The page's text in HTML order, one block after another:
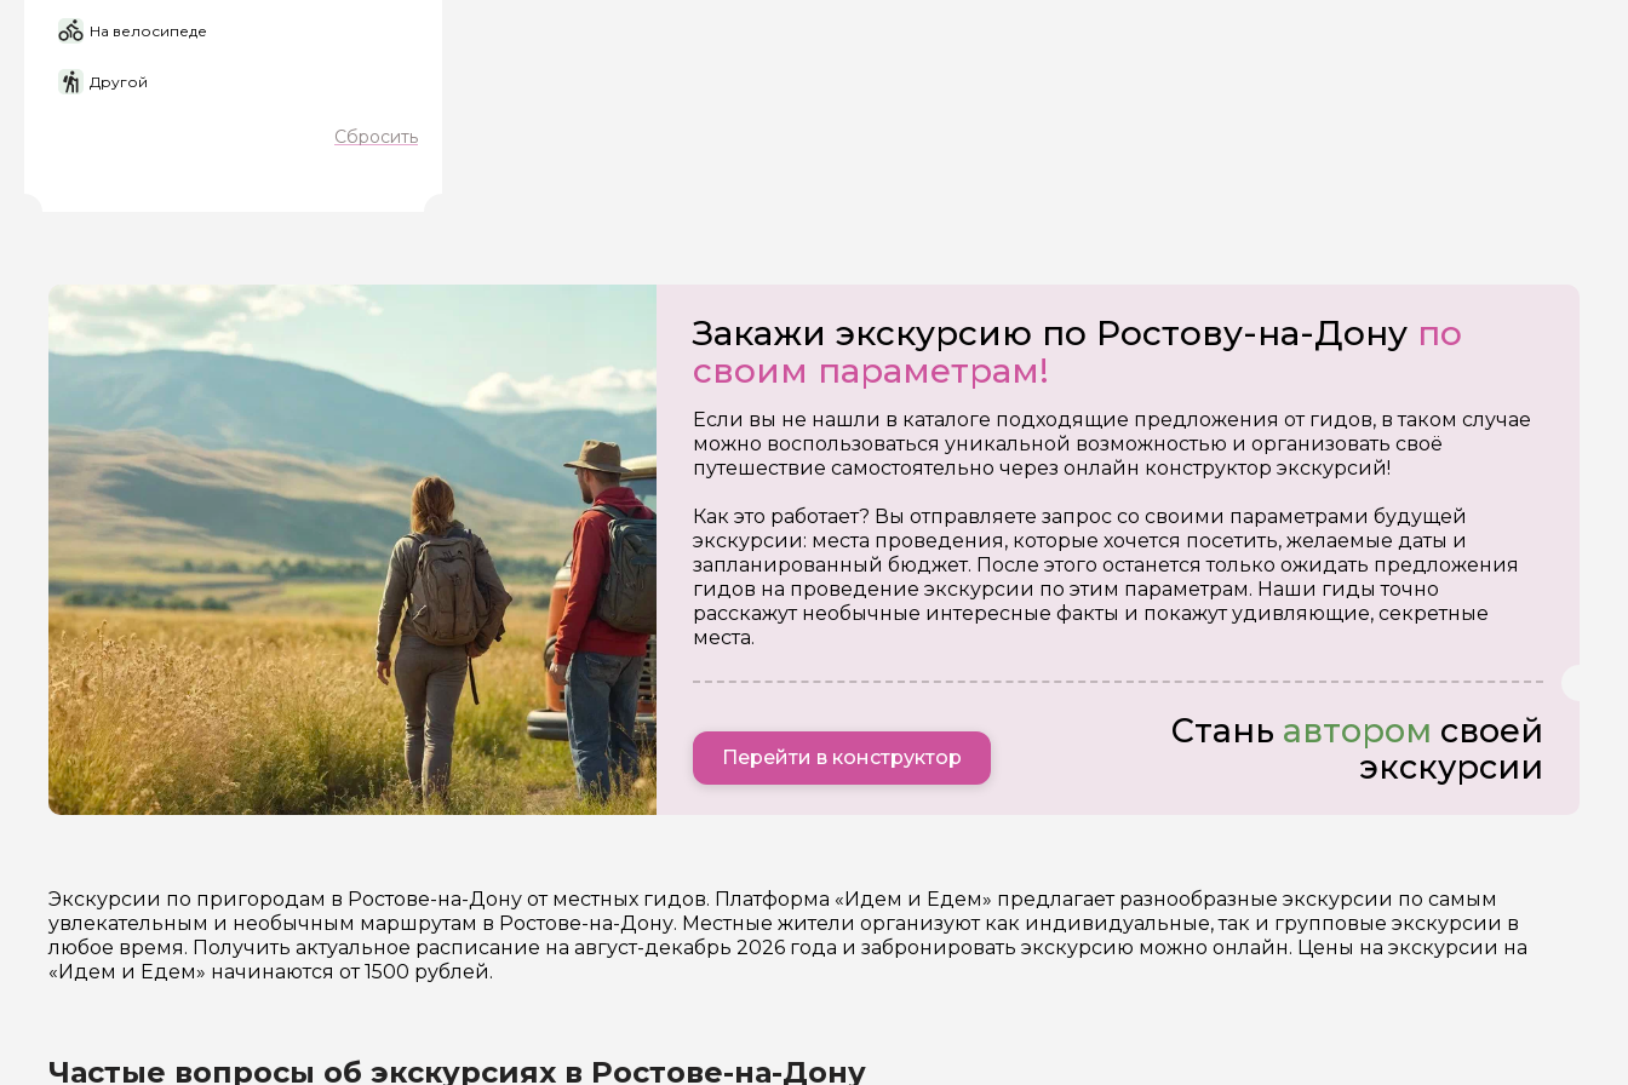
На велосипеде
Другой
Сбросить
Закажи экскурсию по Ростову-на-Дону по
своим параметрам!
Если вы не нашли в каталоге подходящие предложения от гидов, в таком случае
можно воспользоваться уникальной возможностью и организовать своё
путешествие самостоятельно через онлайн конструктор экскурсий!
Как это работает? Вы отправляете запрос со своими параметрами будущей
экскурсии: места проведения, которые хочется посетить, желаемые даты и
запланированный бюджет. После этого останется только ожидать предложения
гидов на проведение экскурсии по этим параметрам. Наши гиды точно
расскажут необычные интересные факты и покажут удивляющие, секретные
места.
Перейти в конструктор
Стань автором своей
экскурсии
Экскурсии по пригородам в Ростове-на-Дону от местных гидов. Платформа «Идем и Едем» предлагает разнообразные экскурсии по самым
увлекательным и необычным маршрутам в Ростове-на-Дону. Местные жители организуют как индивидуальные, так и групповые экскурсии в
любое время. Получить актуальное расписание на август-декабрь 2026 года и забронировать экскурсию можно онлайн. Цены на экскурсии на
«Идем и Едем» начинаются от 1500 рублей.
Частые вопросы об экскурсиях в Ростове-на-Дону